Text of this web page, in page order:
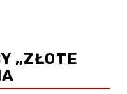
„ZŁOTE